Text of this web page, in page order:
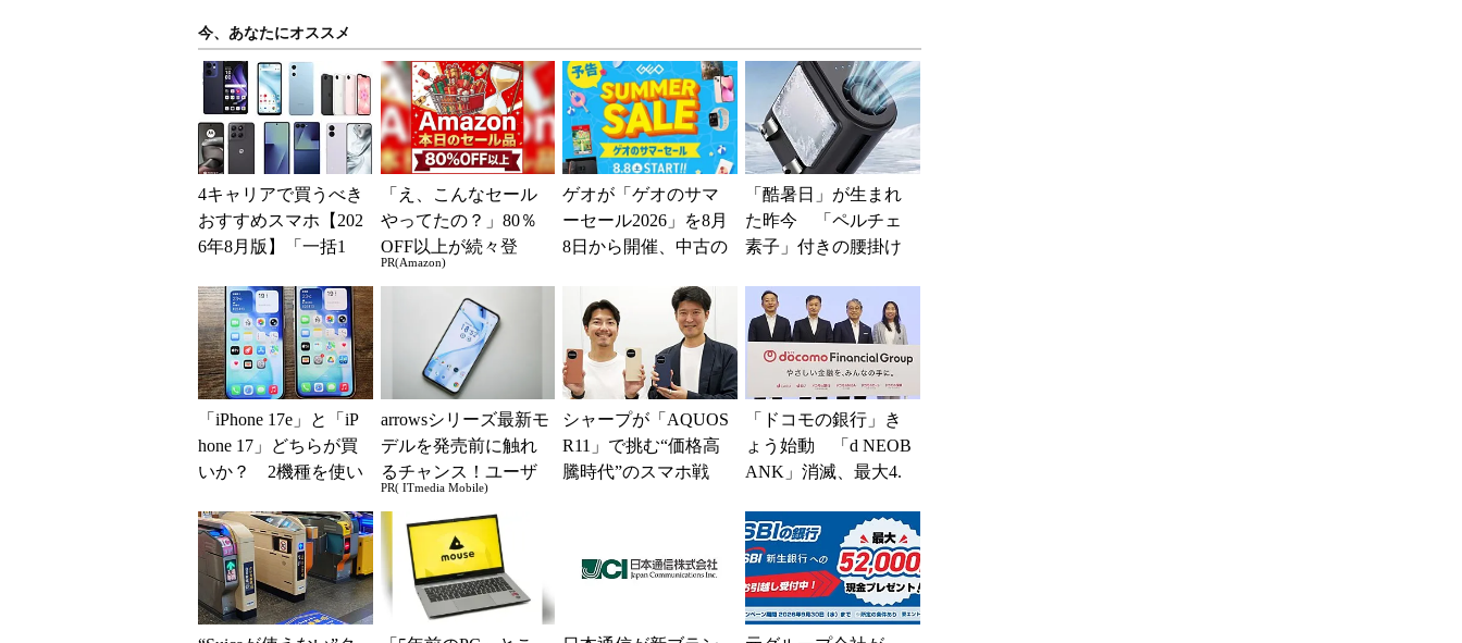
今、あなたにオススメ
4キャリアで買うべき
おすすめスマホ【202
6年8月版】「一括1
得なiPhone／...
「え、こんなセール
やってたの？」80％
OFF以上が続々登
場！Amazonの本気が
PR(Amazon)
ゲオが「ゲオのサマ
ーセール2026」を8月
8日から開催、中古の
得に
「酷暑日」が生まれ
た昨今 「ペルチェ
素子」付きの腰掛け
る？
「iPhone 17e」と「iP
hone 17」どちらが買
いか？ 2機種を使い
ッ...
arrowsシリーズ最新モ
デルを発売前に触れ
るチャンス！ユーザ
ー座談会開催
PR( ITmedia Mobile)
シャープが「AQUOS
R11」で挑む“価格高
騰時代”のスマホ戦
「ドコモの銀行」き
ょう始動 「d NEOB
ANK」消滅、最大4.
解説